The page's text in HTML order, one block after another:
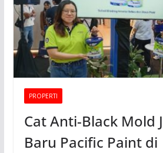
PROPERTI
Cat Anti-Black Mold
Baru Pacific Paint di